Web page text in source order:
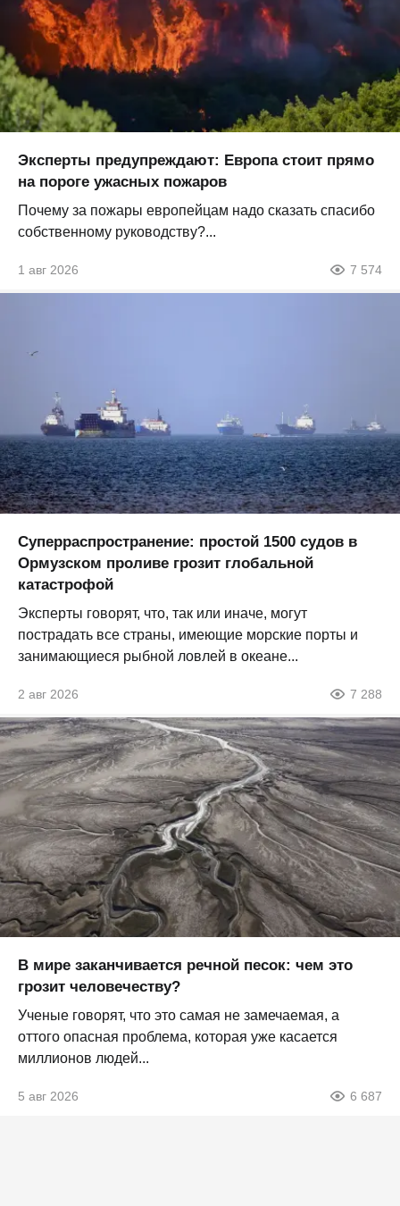
Эксперты предупреждают: Европа стоит прямо
на пороге ужасных пожаров
Почему за пожары европейцам надо сказать спасибо
собственному руководству?...
1 авг 2026 7 574
Суперраспространение: простой 1500 судов в
Ормузском проливе грозит глобальной
катастрофой
Эксперты говорят, что, так или иначе, могут
пострадать все страны, имеющие морские порты и
занимающиеся рыбной ловлей в океане...
2 авг 2026 7 288
В мире заканчивается речной песок: чем это
грозит человечеству?
Ученые говорят, что это самая не замечаемая, а
оттого опасная проблема, которая уже касается
миллионов людей...
5 авг 2026 6 687